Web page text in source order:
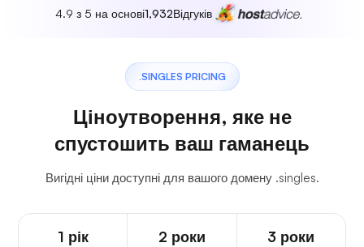
4.9 з 5 на основі1,932Відгуків
.SINGLES PRICING
Ціноутворення, яке не
спустошить ваш гаманець
Вигідні ціни доступні для вашого домену .singles.
1 рік 2 роки 3 роки